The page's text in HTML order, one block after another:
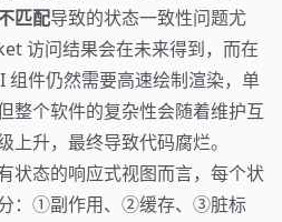
匹配导致的状态一致性问题尤
访问结果会在未来得到，而在
件仍然需要高速绘制渲染，单
整个软件的复杂性会随着维护互
升，最终导致代码腐烂。
状态的响应式视图而言，每个状
：①副作用、②缓存、③脏标